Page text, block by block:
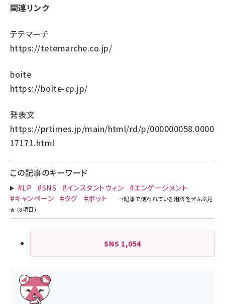
関連リンク
テテマーチ
https://tetemarche.co.jp/
boite
https://boite-cp.jp/
発表文
https://prtimes.jp/main/html/rd/p/000000058.0000
17171.html
この記事のキーワード
#LP #SNS #インスタントウィン
#エンゲージメント
#キャンペーン
#タグ #ボット
SNS 1,054